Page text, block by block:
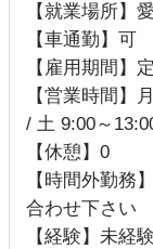
【就業場所】
【車通勤】可
【雇用期間】
【営業時間】
/ 土 9:00～
【休憩】0
【時間外勤務
合わせ下さい
【経験】未経